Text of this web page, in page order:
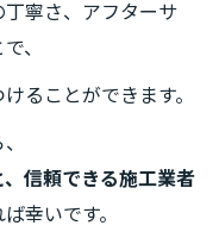
寧さ、アフターサ
、
ることができます。
信頼できる施工業者
幸いです。